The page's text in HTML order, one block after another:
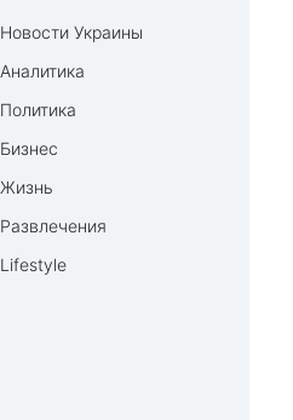
Новости Украины
Аналитика
Политика
Бизнес
Жизнь
Развлечения
Lifestyle